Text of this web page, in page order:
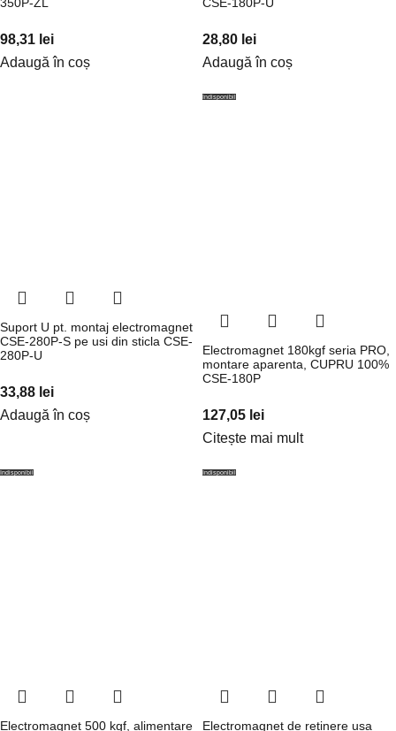
98,31 lei
Adaugă în coș
28,80 lei
Adaugă în coș
Suport U pt. montaj electromagnet
CSE-280P-S pe usi din sticla CSE-
280P-U
33,88 lei
Adaugă în coș
Indisponibil
Electromagnet 180kgf seria PRO,
montare aparenta, CUPRU 100%
CSE-180P
127,05 lei
Citește mai mult
Indisponibil
Electromagnet 500 kgf, alimentare
Indisponibil
Electromagnet de retinere usa